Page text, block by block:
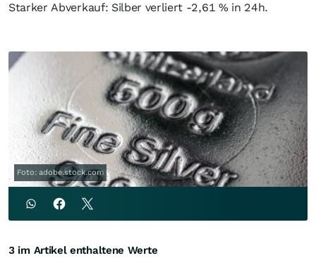
Starker Abverkauf: Silber verliert -2,61 % in 24h.
Foto: adobe.stock.com
3 im Artikel enthaltene Werte